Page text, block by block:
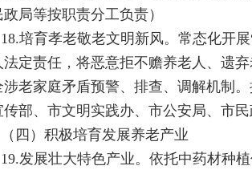
局等按职责分工负责）
18.培育孝老敬老文明新风。常态化开
法定责任，将恶意拒不赡养老人、遗
涉老家庭矛盾预警、排查、调解机制
传部、市文明实践办、市公安局、市
（四）积极培育发展养老产业
19.发展壮大特色产业。依托中药材种